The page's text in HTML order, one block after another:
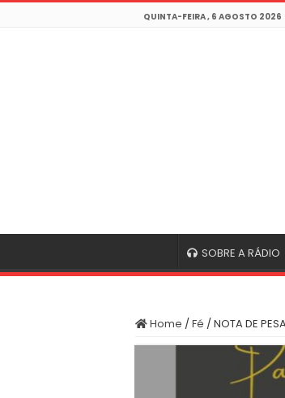
QUINTA-FEIRA , 6 AGOSTO 2026
SOBRE A RÁDIO
Home /Fé /NOTA DE